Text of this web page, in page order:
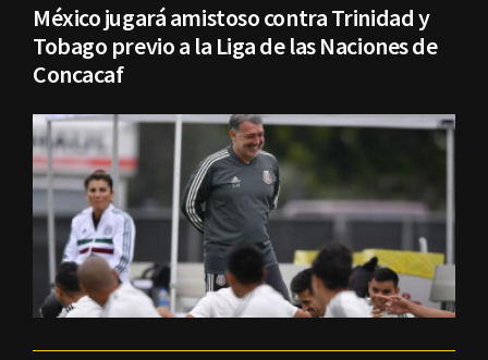
México jugará amistoso contra Trinidad y
Tobago previo a la Liga de las Naciones de
Concacaf